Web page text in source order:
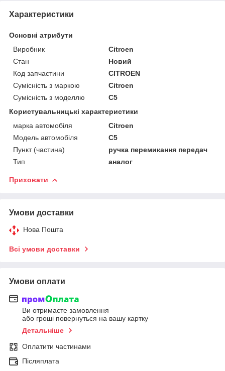
Характеристики
Основні атрибути
Виробник
Citroen
Стан
Новий
Код запчастини
CITROEN
Сумісність з маркою
Citroen
Сумісність з моделлю
C5
Користувальницькі характеристики
марка автомобіля
Citroen
Модель автомобіля
C5
Пункт (частина)
ручка перемикання передач
Тип
аналог
Приховати
Умови доставки
Нова Пошта
Всі умови доставки
Умови оплати
Ви отримаєте замовлення
або гроші повернуться на вашу картку
Детальніше
Оплатити частинами
Післяплата